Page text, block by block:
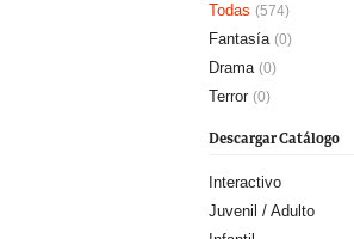
Todas (574)
Fantasía (0)
Drama (0)
Terror (0)
Descargar Catálogo
Interactivo
Juvenil / Adulto